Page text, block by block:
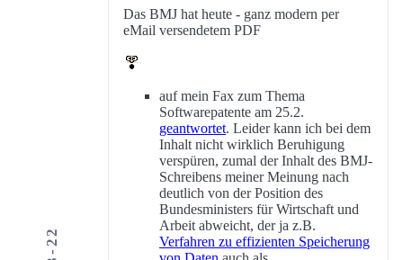
Das BMJ hat heute - ganz modern per
eMail versendetem PDF
auf mein Fax zum Thema
Softwarepatente am 25.2.
geantwortet. Leider kann ich bei dem
Inhalt nicht wirklich Beruhigung
verspüren, zumal der Inhalt des BMJ-
Schreibens meiner Meinung nach
deutlich von der Position des
Bundesministers für Wirtschaft und
Arbeit abweicht, der ja z.B.
Verfahren zu effizienten Speicherung